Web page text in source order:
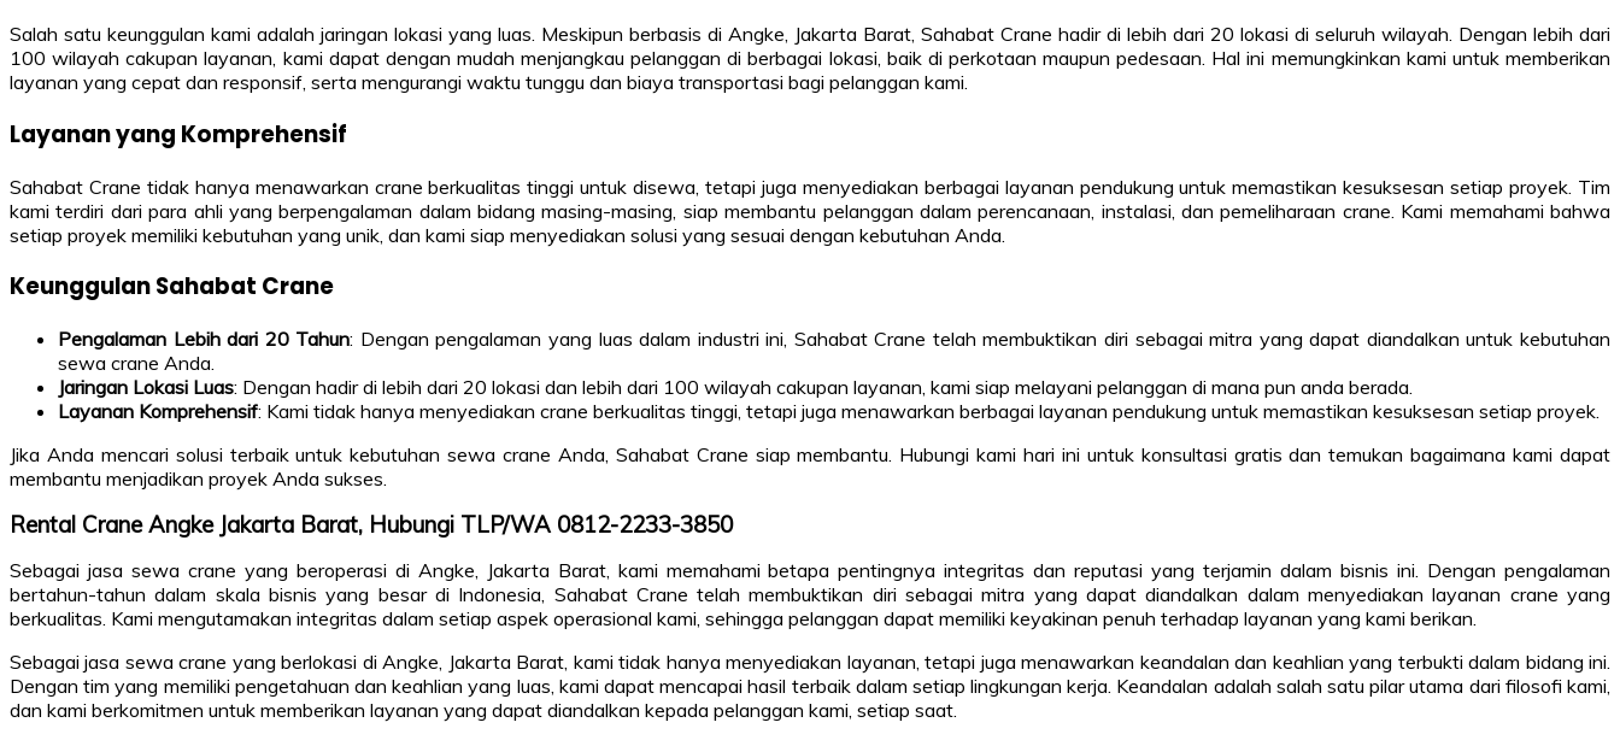
Salah satu keunggulan kami adalah jaringan lokasi yang luas. Meskipun berbasis di Angke, Jakarta Barat, Sahabat Crane hadir di lebih dari 20 lokasi di seluruh wilayah. Dengan lebih dari
100 wilayah cakupan layanan, kami dapat dengan mudah menjangkau pelanggan di berbagai lokasi, baik di perkotaan maupun pedesaan. Hal ini memungkinkan kami untuk memberikan
layanan yang cepat dan responsif, serta mengurangi waktu tunggu dan biaya transportasi bagi pelanggan kami.
Layanan yang Komprehensif
Sahabat Crane tidak hanya menawarkan crane berkualitas tinggi untuk disewa, tetapi juga menyediakan berbagai layanan pendukung untuk memastikan kesuksesan setiap proyek. Tim
kami terdiri dari para ahli yang berpengalaman dalam bidang masing-masing, siap membantu pelanggan dalam perencanaan, instalasi, dan pemeliharaan crane. Kami memahami bahwa
setiap proyek memiliki kebutuhan yang unik, dan kami siap menyediakan solusi yang sesuai dengan kebutuhan Anda.
Keunggulan Sahabat Crane
Pengalaman Lebih dari 20 Tahun: Dengan pengalaman yang luas dalam industri ini, Sahabat Crane telah membuktikan diri sebagai mitra yang dapat diandalkan untuk kebutuhan
sewa crane Anda.
Jaringan Lokasi Luas: Dengan hadir di lebih dari 20 lokasi dan lebih dari 100 wilayah cakupan layanan, kami siap melayani pelanggan di mana pun anda berada.
Layanan Komprehensif: Kami tidak hanya menyediakan crane berkualitas tinggi, tetapi juga menawarkan berbagai layanan pendukung untuk memastikan kesuksesan setiap proyek.
Jika Anda mencari solusi terbaik untuk kebutuhan sewa crane Anda, Sahabat Crane siap membantu. Hubungi kami hari ini untuk konsultasi gratis dan temukan bagaimana kami dapat
membantu menjadikan proyek Anda sukses.
Rental Crane Angke Jakarta Barat, Hubungi TLP/WA 0812-2233-3850
Sebagai jasa sewa crane yang beroperasi di Angke, Jakarta Barat, kami memahami betapa pentingnya integritas dan reputasi yang terjamin dalam bisnis ini. Dengan pengalaman
bertahun-tahun dalam skala bisnis yang besar di Indonesia, Sahabat Crane telah membuktikan diri sebagai mitra yang dapat diandalkan dalam menyediakan layanan crane yang
berkualitas. Kami mengutamakan integritas dalam setiap aspek operasional kami, sehingga pelanggan dapat memiliki keyakinan penuh terhadap layanan yang kami berikan.
Sebagai jasa sewa crane yang berlokasi di Angke, Jakarta Barat, kami tidak hanya menyediakan layanan, tetapi juga menawarkan keandalan dan keahlian yang terbukti dalam bidang ini.
Dengan tim yang memiliki pengetahuan dan keahlian yang luas, kami dapat mencapai hasil terbaik dalam setiap lingkungan kerja. Keandalan adalah salah satu pilar utama dari filosofi kami,
dan kami berkomitmen untuk memberikan layanan yang dapat diandalkan kepada pelanggan kami, setiap saat.